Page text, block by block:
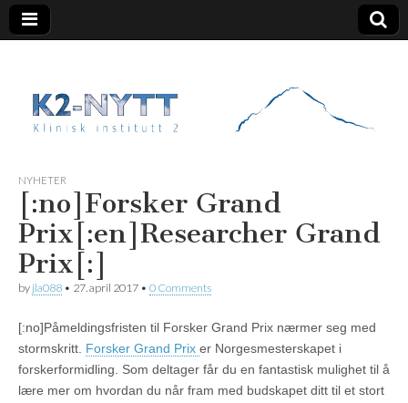
K2 Nytt
NYHETER
[:no]Forsker Grand
Prix[:en]Researcher Grand
Prix[:]
by jla088 • 27. april 2017 • 0 Comments
[:no]Påmeldingsfristen til Forsker Grand Prix nærmer seg med
stormskritt. Forsker Grand Prix er Norgesmesterskapet i
forskerformidling. Som deltager får du en fantastisk mulighet til å
lære mer om hvordan du når fram med budskapet ditt til et stort